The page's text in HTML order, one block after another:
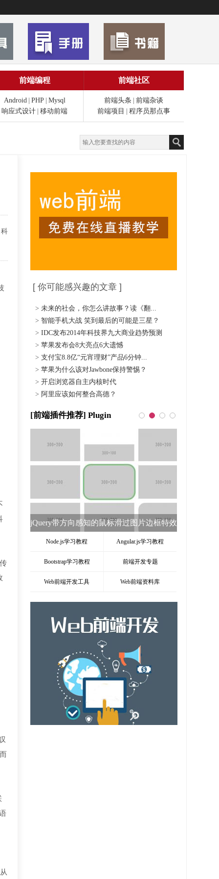
前端编程
Android PHP
Mysql
响应式设计 移动前端
前端社区
前端头条
前端杂谈
前端项目
程序员那点事
[ 你可能感兴趣的文章 ]
> 未来的社会，你怎么讲故事？读《翻...
> 智能手机大战 笑到最后的可能是三星？
> IDC发布2014年科技界九大商业趋势预测
> 苹果发布会8大亮点6大遗憾
> 支付宝8.8亿“元宵理财”产品6分钟...
> 苹果为什么该对Jawbone保持警惕？
> 开启浏览器自主内核时代
> 阿里应该如何整合高德？
[前端插件推荐] Plugin
jQuery HotKeys监听键盘按下事件keydown
Node.js学习教程 Angular.js学习教程
Bootstrap学习教程 前端开发专题
Web前端开发工具 Web前端资料库